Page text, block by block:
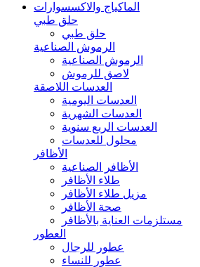
الماكياج والاكسسوارات
حلق طبي
حلق طبي
الرموش الصناعية
الرموش الصناعية
لاصق للرموش
العدسات اللاصقة
العدسات اليومية
العدسات الشهرية
العدسات الربع سنوية
محلول للعدسات
الأظافر
الأظافر الصناعية
طلاء الأظافر
مزيل طلاء الأظافر
صحة الأظافر
مستلزمات العناية بالأظافر
العطور
عطور للرجال
عطور للنساء